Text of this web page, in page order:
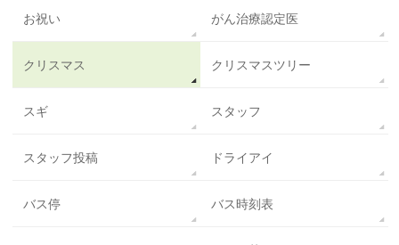
お祝い がん治療認定医
クリスマス クリスマスツリー
スギ スタッフ
スタッフ投稿 ドライアイ
バス停 バス時刻表